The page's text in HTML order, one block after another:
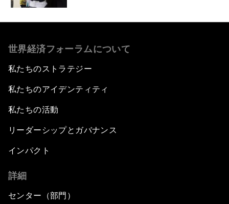
世界経済フォーラムについて
私たちのストラテジー
私たちのアイデンティティ
私たちの活動
リーダーシップとガバナンス
インパクト
詳細
センター（部門）